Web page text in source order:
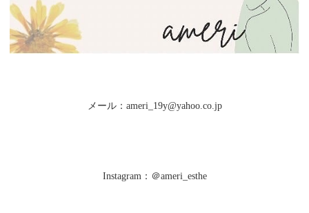
メール：ameri_19y@yahoo.co.jp
Instagram：＠ameri_esthe